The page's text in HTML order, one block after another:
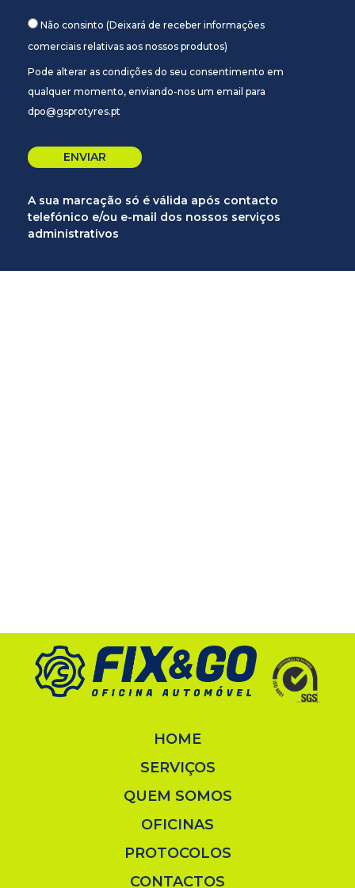
Não consinto (Deixará de receber informações
comerciais relativas aos nossos produtos)
Pode alterar as condições do seu consentimento em
qualquer momento, enviando-nos um email para
dpo@gsprotyres.pt
A sua marcação só é válida após contacto
telefónico e/ou e-mail dos nossos serviços
administrativos
HOME
SERVIÇOS
QUEM SOMOS
OFICINAS
PROTOCOLOS
CONTACTOS